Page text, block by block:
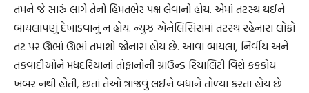
તમને જે સારું લાગે તેનો હિંમતભેર પક્ષ લેવાનો હોય. એમાં તટસ્થ થઈને
બાયલાપણું દેખાડવાનું ન હોય. ન્યુઝ એનેલિસિસમાં તટસ્થ રહેનારા લોકો
તટ પર ઊભાં ઊભાં તમાશો જોનારા હોય છે. આવા બાયલા, નિર્વીય અને
તકવાદીઓને મધદરિયાનાં તોફાનોની ગ્રાઉન્ડ રિયાલિટી વિશે કકકોય
ખબર નથી હોતી, છતાં તેઓ ત્રાજવું લઈને બધાને તોળ્યા કરતાં હોય છે